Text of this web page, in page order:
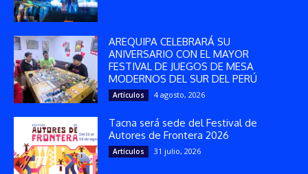
AREQUIPA CELEBRARÁ SU
ANIVERSARIO CON EL MAYOR
FESTIVAL DE JUEGOS DE MESA
MODERNOS DEL SUR DEL PERÚ
Artículos 4 agosto, 2026
Tacna será sede del Festival de
Autores de Frontera 2026
Artículos 31 julio, 2026